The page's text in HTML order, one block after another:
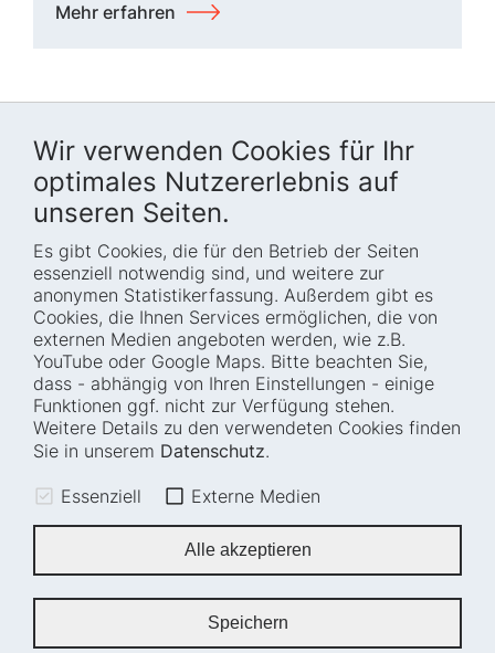
Wir verwenden Cookies für Ihr
optimales Nutzererlebnis auf
unseren Seiten.
Es gibt Cookies, die für den Betrieb der Seiten
essenziell notwendig sind, und weitere zur
anonymen Statistikerfassung. Außerdem gibt es
Cookies, die Ihnen Services ermöglichen, die von
externen Medien angeboten werden, wie z.B.
YouTube oder Google Maps. Bitte beachten Sie,
dass - abhängig von Ihren Einstellungen - einige
Funktionen ggf. nicht zur Verfügung stehen.
Weitere Details zu den verwendeten Cookies finden
Sie in unserem Datenschutz.
Essenziell Externe Medien
Alle akzeptieren
Speichern
Mehr erfahren
Startseite
Wer wir sind
Wie wir arbeiten
Projekte
Fellowships
Karriere
Blog
Presse
Termine
Barrierefreiheit
Transparenz
Glossar
Anfahrt und
Leichte Sprache
Erklärung zur
Barrierefreiheit
Impressum
Sitemap
Cookie-Einstellungen